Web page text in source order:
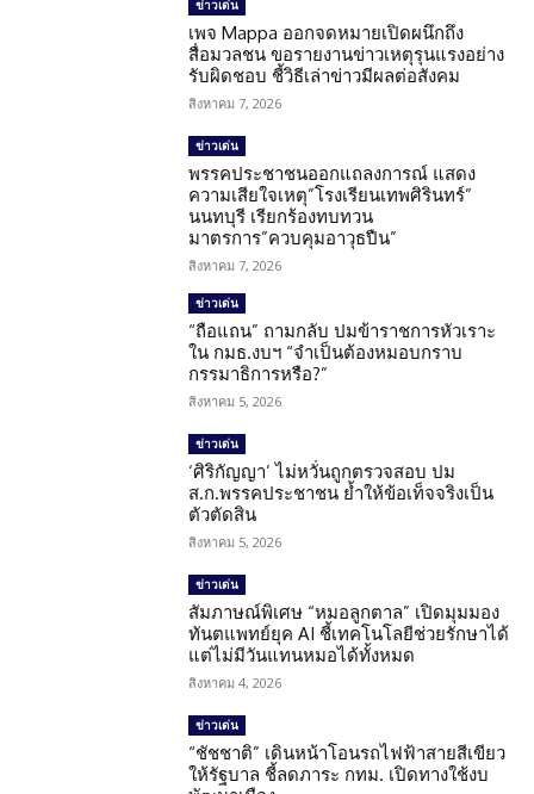
ข่าวเด่น
เพจ Mappa ออกจดหมายเปิดผนึกถึง
สื่อมวลชน ขอรายงานข่าวเหตุรุนแรงอย่าง
รับผิดชอบ ชี้วิธีเล่าข่าวมีผลต่อสังคม
สิงหาคม 7, 2026
ข่าวเด่น
พรรคประชาชนออกแถลงการณ์ แสดง
ความเสียใจเหตุ”โรงเรียนเทพศิรินทร์”
นนทบุรี เรียกร้องทบทวน
มาตรการ”ควบคุมอาวุธปืน”
สิงหาคม 7, 2026
ข่าวเด่น
“ถือแถน” ถามกลับ ปมข้าราชการหัวเราะ
ใน กมธ.งบฯ “จำเป็นต้องหมอบกราบ
กรรมาธิการหรือ?”
สิงหาคม 5, 2026
ข่าวเด่น
‘ศิริกัญญา’ ไม่หวั่นถูกตรวจสอบ ปม
ส.ก.พรรคประชาชน ย้ำให้ข้อเท็จจริงเป็น
ตัวตัดสิน
สิงหาคม 5, 2026
ข่าวเด่น
สัมภาษณ์พิเศษ “หมอลูกตาล” เปิดมุมมอง
ทันตแพทย์ยุค AI ชี้เทคโนโลยีช่วยรักษาได้
แต่ไม่มีวันแทนหมอได้ทั้งหมด
สิงหาคม 4, 2026
ข่าวเด่น
“ชัชชาติ” เดินหน้าโอนรถไฟฟ้าสายสีเขียว
ให้รัฐบาล ชี้ลดภาระ กทม. เปิดทางใช้งบ